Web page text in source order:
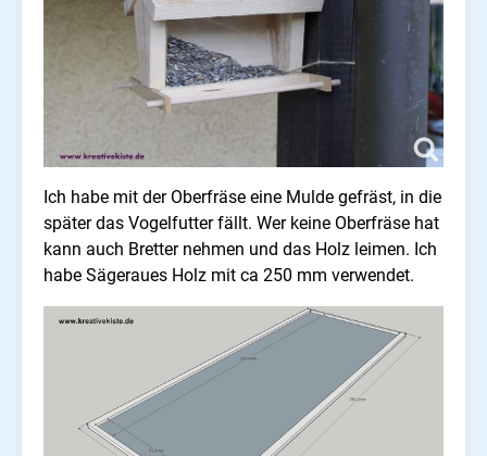
Ich habe mit der Oberfräse eine Mulde gefräst, in die
später das Vogelfutter fällt. Wer keine Oberfräse hat
kann auch Bretter nehmen und das Holz leimen. Ich
habe Sägeraues Holz mit ca 250 mm verwendet.